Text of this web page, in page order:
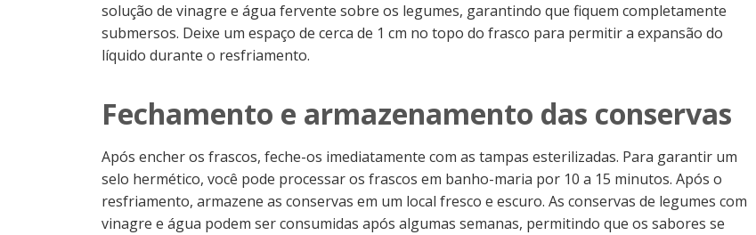
solução de vinagre e água fervente sobre os legumes, garantindo que fiquem completamente
submersos. Deixe um espaço de cerca de 1 cm no topo do frasco para permitir a expansão do
líquido durante o resfriamento.
Fechamento e armazenamento das conservas
Após encher os frascos, feche-os imediatamente com as tampas esterilizadas. Para garantir um
selo hermético, você pode processar os frascos em banho-maria por 10 a 15 minutos. Após o
resfriamento, armazene as conservas em um local fresco e escuro. As conservas de legumes com
vinagre e água podem ser consumidas após algumas semanas, permitindo que os sabores se